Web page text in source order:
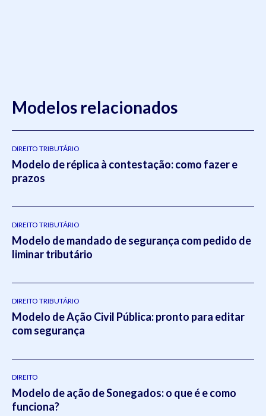
Modelos relacionados
DIREITO TRIBUTÁRIO
Modelo de réplica à contestação: como fazer e
prazos
DIREITO TRIBUTÁRIO
Modelo de mandado de segurança com pedido de
liminar tributário
DIREITO TRIBUTÁRIO
Modelo de Ação Civil Pública: pronto para editar
com segurança
DIREITO
Modelo de ação de Sonegados: o que é e como
funciona?